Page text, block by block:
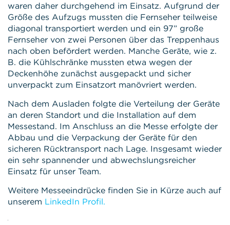
waren daher durchgehend im Einsatz. Aufgrund der
Größe des Aufzugs mussten die Fernseher teilweise
diagonal transportiert werden und ein 97” große
Fernseher von zwei Personen über das Treppenhaus
nach oben befördert werden. Manche Geräte, wie z.
B. die Kühlschränke mussten etwa wegen der
Deckenhöhe zunächst ausgepackt und sicher
unverpackt zum Einsatzort manövriert werden.
Nach dem Ausladen folgte die Verteilung der Geräte
an deren Standort und die Installation auf dem
Messestand. Im Anschluss an die Messe erfolgte der
Abbau und die Verpackung der Geräte für den
sicheren Rücktransport nach Lage. Insgesamt wieder
ein sehr spannender und abwechslungsreicher
Einsatz für unser Team.
Weitere Messeeindrücke finden Sie in Kürze auch auf
unserem LinkedIn Profil.